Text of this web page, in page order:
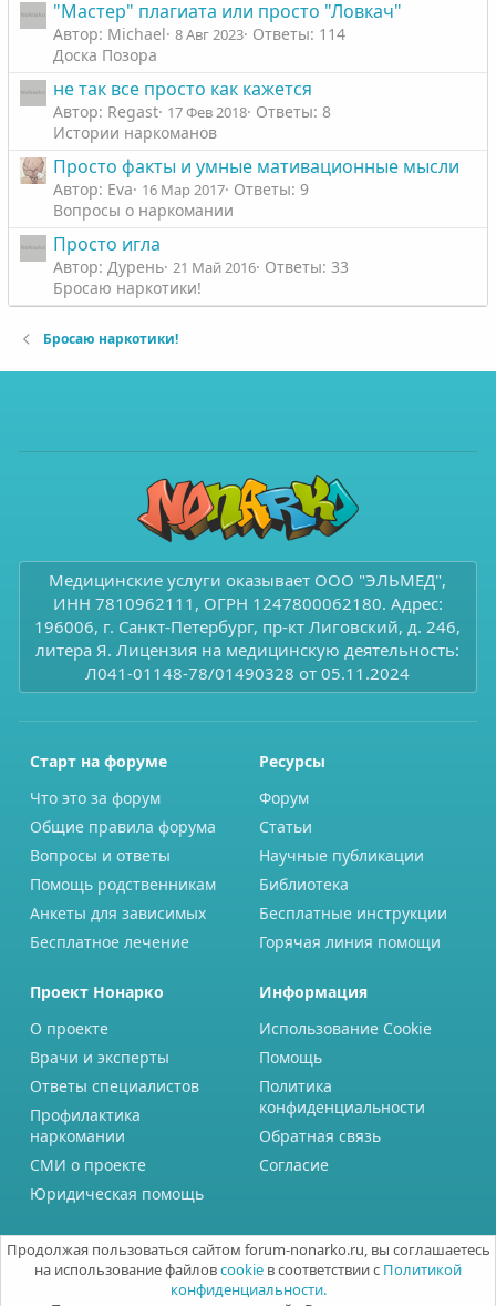
"Мастер" плагиата или просто "Ловкач"
Автор: Michael 8 Авг 2023 Ответы: 114
Доска Позора
не так все просто как кажется
Автор: Regast 17 Фев 2018 Ответы: 8
Истории наркоманов
Просто факты и умные мативационные мысли
Автор: Eva 16 Мар 2017 Ответы: 9
Вопросы о наркомании
Просто игла
Автор: Дурень 21 Май 2016 Ответы: 33
Бросаю наркотики!
Бросаю наркотики!
Медицинские услуги оказывает ООО "ЭЛЬМЕД",
ИНН 7810962111, ОГРН 1247800062180. Адрес:
196006, г. Санкт-Петербург, пр-кт Лиговский, д. 246,
литера Я. Лицензия на медицинскую деятельность:
Л041-01148-78/01490328 от 05.11.2024
Старт на форуме
Что это за форум
Общие правила форума
Вопросы и ответы
Помощь родственникам
Анкеты для зависимых
Бесплатное лечение
Ресурсы
Форум
Статьи
Научные публикации
Библиотека
Бесплатные инструкции
Горячая линия помощи
Проект Нонарко
О проекте
Врачи и эксперты
Ответы специалистов
Профилактика
наркомании
СМИ о проекте
Юридическая помощь
Информация
Использование Cookie
Помощь
Политика
конфиденциальности
Обратная связь
Согласие
Продолжая пользоваться сайтом forum-nonarko.ru, вы соглашаетесь
на использование файловcookie в соответствии с Политикой
конфиденциальности.